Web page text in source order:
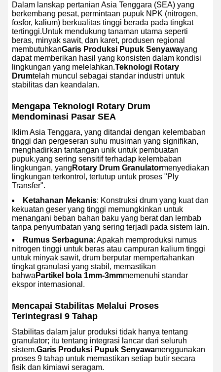
Dalam lanskap pertanian Asia Tenggara (SEA) yang
berkembang pesat, permintaan pupuk NPK (nitrogen,
fosfor, kalium) berkualitas tinggi berada pada tingkat
tertinggi.Untuk mendukung tanaman utama seperti
beras, minyak sawit, dan karet, produsen regional
membutuhkanGaris Produksi Pupuk Senyawayang
dapat memberikan hasil yang konsisten dalam kondisi
lingkungan yang melelahkan.Teknologi Rotary
Drumtelah muncul sebagai standar industri untuk
stabilitas dan keandalan.
Mengapa Teknologi Rotary Drum
Mendominasi Pasar SEA
Iklim Asia Tenggara, yang ditandai dengan kelembaban
tinggi dan pergeseran suhu musiman yang signifikan,
menghadirkan tantangan unik untuk pembuatan
pupuk.yang sering sensitif terhadap kelembaban
lingkungan, yang Rotary Drum Granulatormenyediakan
lingkungan terkontrol, tertutup untuk proses "Ply
Transfer".
Ketahanan Mekanis: Konstruksi drum yang kuat dan
kekuatan geser yang tinggi memungkinkan untuk
menangani beban bahan baku yang berat dan lembab
tanpa penyumbatan yang sering terjadi pada sistem lain.
Rumus Serbaguna: Apakah memproduksi rumus
nitrogen tinggi untuk beras atau campuran kalium tinggi
untuk minyak sawit, drum berputar mempertahankan
tingkat granulasi yang stabil, memastikan
bahwa Partikel bola 1mm-3mmmemenuhi standar
ekspor internasional.
Mencapai Stabilitas Melalui Proses
Terintegrasi 9 Tahap
Stabilitas dalam jalur produksi tidak hanya tentang
granulator; itu tentang integrasi lancar dari seluruh
sistem.Garis Produksi Pupuk Senyawamenggunakan
proses 9 tahap untuk memastikan setiap butir secara
fisik dan kimiawi seragam.